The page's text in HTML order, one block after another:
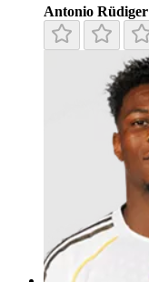
Antonio Rüdiger